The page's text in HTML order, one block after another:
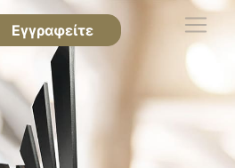
Εγγραφείτε